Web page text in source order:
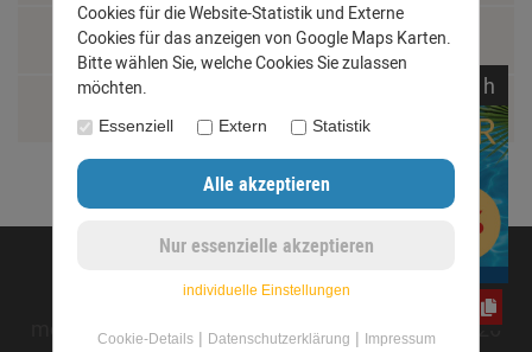
Montage und Installationshilfen
©opyright 2020 - www.dachrinnen-shop.de
h
ified eCommerce Shopsoftware © 2009-2026
Cookies für die Website-Statistik und Externe
Cookies für das anzeigen von Google Maps Karten.
Bitte wählen Sie, welche Cookies Sie zulassen
möchten.
Essenziell Extern Statistik
individuelle Einstellungen
Cookie-Details| Datenschutzerklärung | Impressum